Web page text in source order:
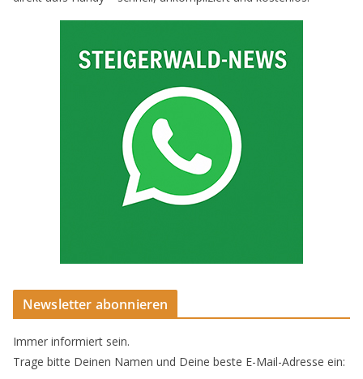
Newsletter abonnieren
Immer informiert sein.
Trage bitte Deinen Namen und Deine beste E-Mail-Adresse ein: